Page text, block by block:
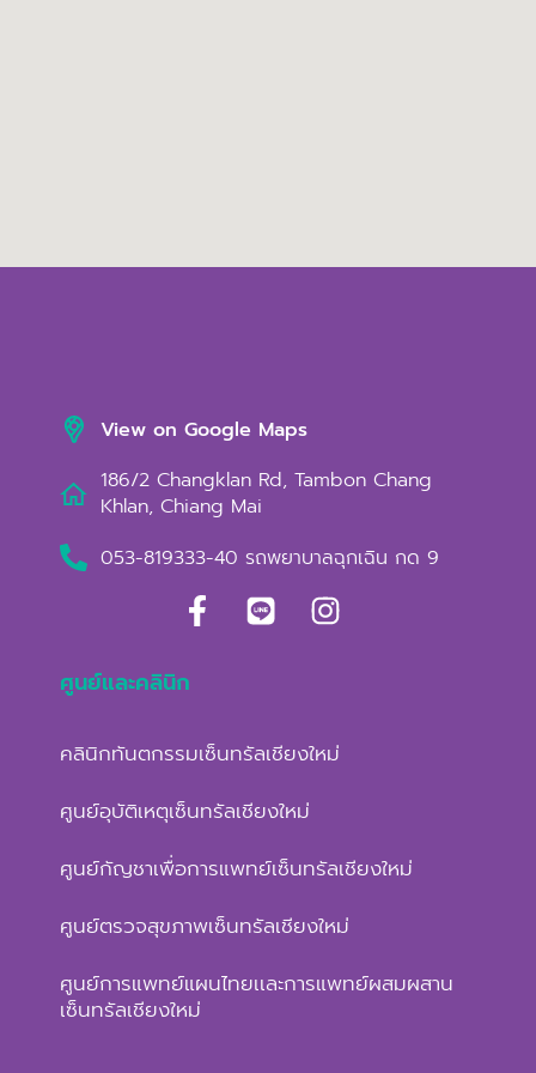
View on Google Maps
186/2 Changklan Rd, Tambon Chang
Khlan, Chiang Mai
053-819333-40 รถพยาบาลฉุกเฉิน กด 9
ศูนย์และคลินิก
คลินิกทันตกรรมเซ็นทรัลเชียงใหม่
ศูนย์อุบัติเหตุเซ็นทรัลเชียงใหม่
ศูนย์กัญชาเพื่อการแพทย์เซ็นทรัลเชียงใหม่
ศูนย์ตรวจสุขภาพเซ็นทรัลเชียงใหม่
ศูนย์การแพทย์แผนไทยเเละการแพทย์ผสมผสาน
เซ็นทรัลเชียงใหม่